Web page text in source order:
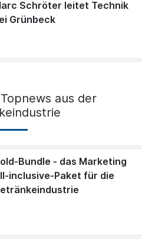
Schröter leitet Technik
Grünbeck
aus der
Bundle - das Marketing
inclusive-Paket für die